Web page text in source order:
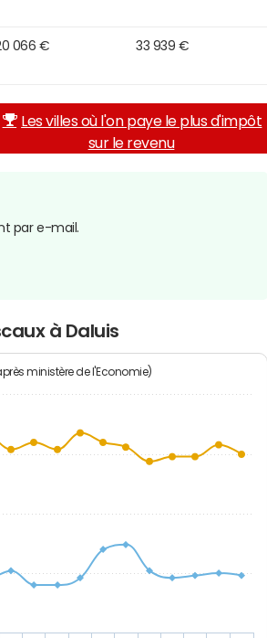
066 € 33 939 €
Les villes où l'on paye le plus d'impôt
sur le revenu
par e-mail.
à Daluis
ministère de l'Economie)